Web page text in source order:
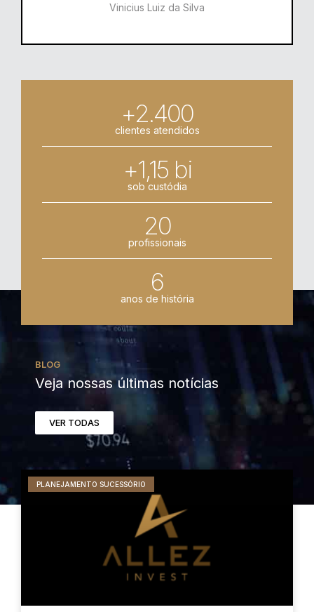
Vinicius Luiz da Silva
+2.400
clientes atendidos
+1,15 bi
sob custódia
20
profissionais
6
anos de história
BLOG
Veja nossas últimas notícias
VER TODAS
PLANEJAMENTO SUCESSÓRIO